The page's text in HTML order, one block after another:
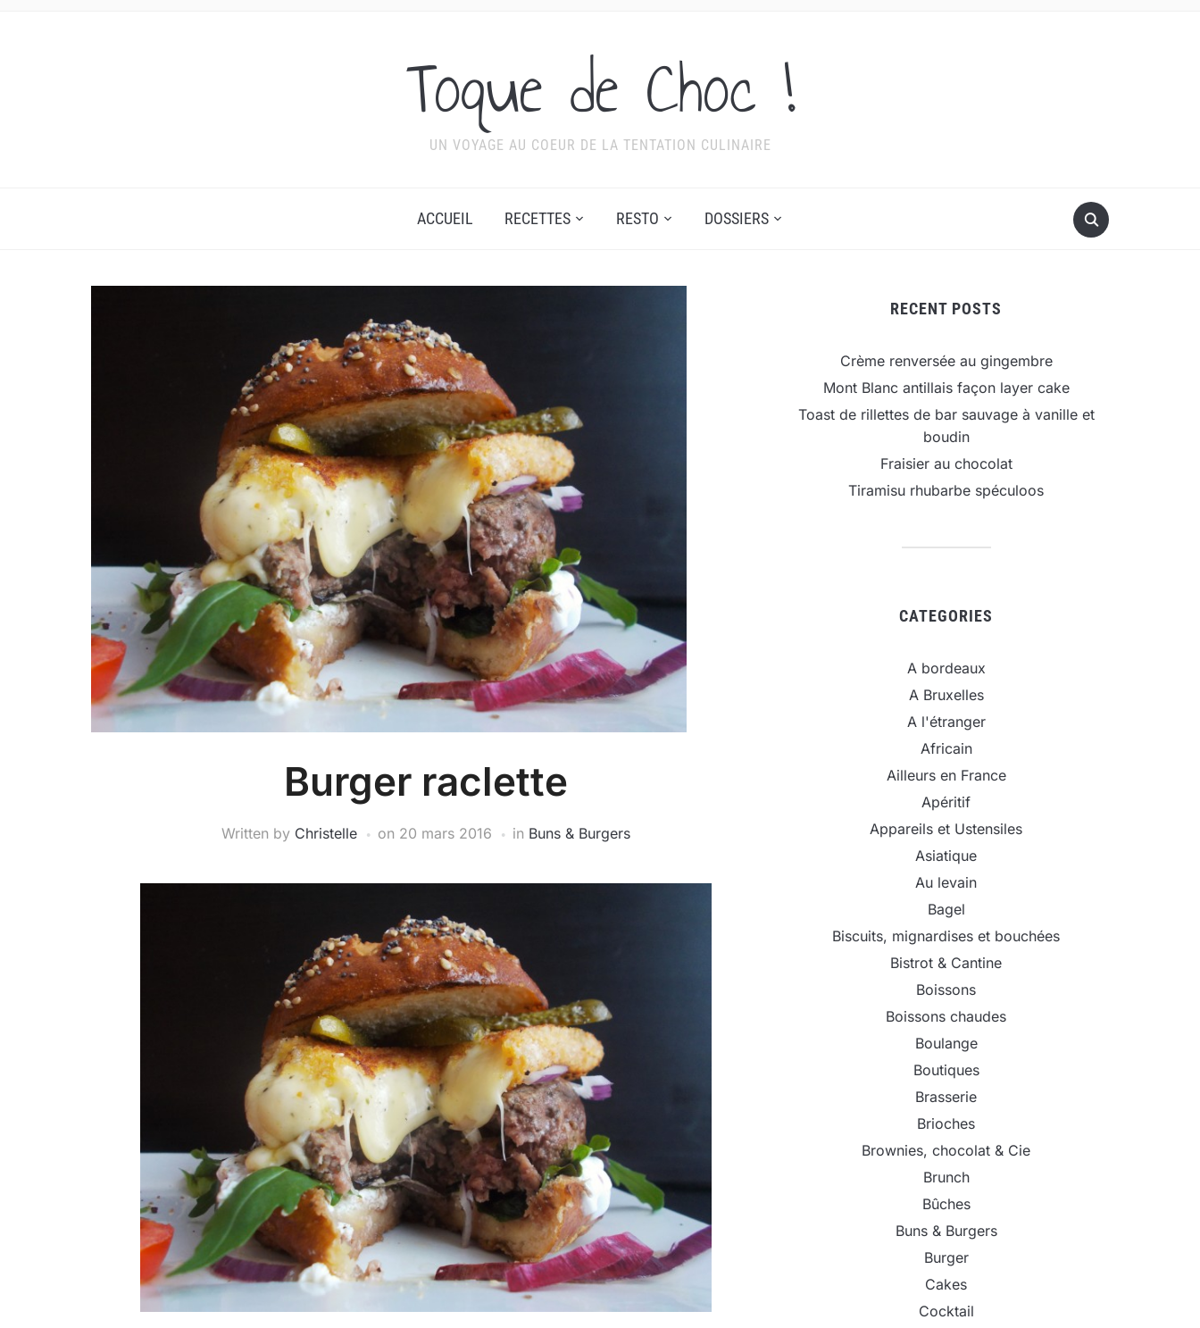
Toque de Choc !
UN VOYAGE AU COEUR DE LA TENTATION CULINAIRE
ACCUEIL RECETTES RESTO DOSSIERS
Burger raclette
Written by Christelle on 20 mars 2016 in Buns & Burgers
RECENT POSTS
Crème renversée au gingembre
Mont Blanc antillais façon layer cake
Toast de rillettes de bar sauvage à vanille et
boudin
Fraisier au chocolat
Tiramisu rhubarbe spéculoos
CATEGORIES
A bordeaux
A Bruxelles
A l'étranger
Africain
Ailleurs en France
Apéritif
Appareils et Ustensiles
Asiatique
Au levain
Bagel
Biscuits, mignardises et bouchées
Bistrot & Cantine
Boissons
Boissons chaudes
Boulange
Boutiques
Brasserie
Brioches
Brownies, chocolat & Cie
Brunch
Bûches
Buns & Burgers
Burger
Cakes
Cocktail